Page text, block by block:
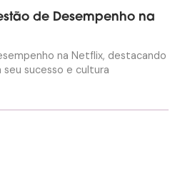
de Desempenho na
na Netflix, destacando
sucesso e cultura